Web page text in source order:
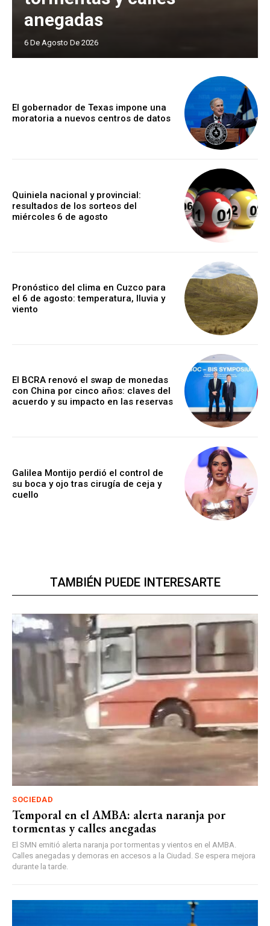
anegadas
6 De Agosto De 2026
El gobernador de Texas impone una
moratoria a nuevos centros de datos
Quiniela nacional y provincial:
resultados de los sorteos del
miércoles 6 de agosto
Pronóstico del clima en Cuzco para
el 6 de agosto: temperatura, lluvia y
viento
El BCRA renovó el swap de monedas
con China por cinco años: claves del
acuerdo y su impacto en las reservas
Galilea Montijo perdió el control de
su boca y ojo tras cirugía de ceja y
cuello
TAMBIÉN PUEDE INTERESARTE
SOCIEDAD
Temporal en el AMBA: alerta naranja por
tormentas y calles anegadas
El SMN emitió alerta naranja por tormentas y vientos en el AMBA.
Calles anegadas y demoras en accesos a la Ciudad. Se espera mejora
durante la tarde.